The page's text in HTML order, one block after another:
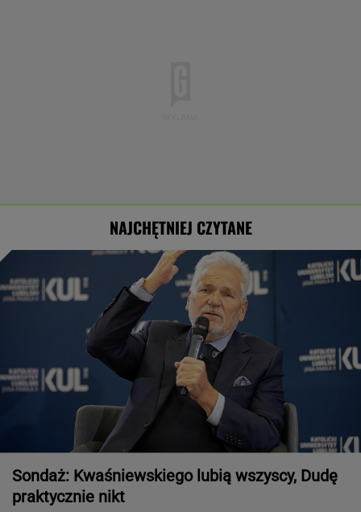
NAJCHĘTNIEJ CZYTANE
Sondaż: Kwaśniewskiego lubią wszyscy, Dudę
praktycznie nikt